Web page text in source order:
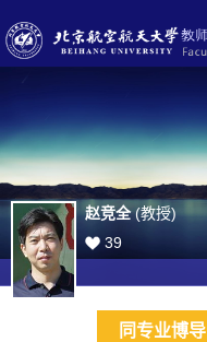
赵竞全(教授)
39
同专业博导